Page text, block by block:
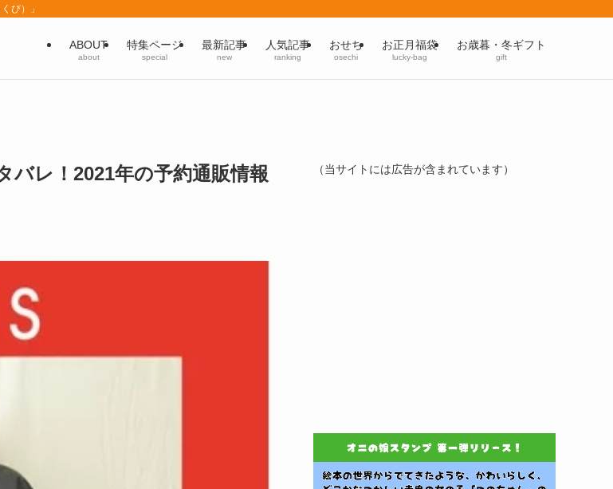
び）」
ABOUT
about
特集ページ
special
最新記事
new
人気記事
ranking
おせち
osechi
お正月福袋
lucky-bag
お歳暮・冬ギフト
gift
バレ！2021年の予約通販情報
（当サイトには広告が含まれています）